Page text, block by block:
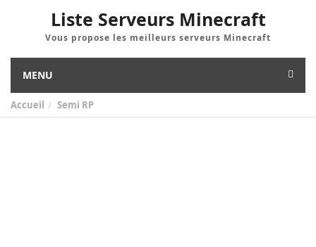
Liste Serveurs Minecraft
Vous propose les meilleurs serveurs Minecraft
MENU
Accueil Semi RP